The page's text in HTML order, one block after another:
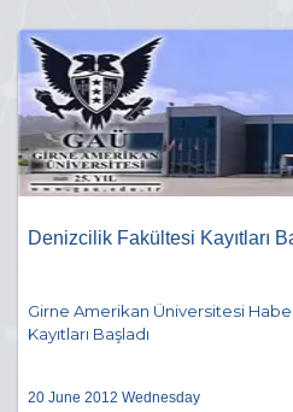
Denizcilik Fakültesi Kayıtları
Girne Amerikan Üniversitesi
Kayıtları Başladı
20 June 2012 Wednesday